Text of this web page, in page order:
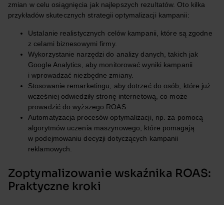
zmian w celu osiągnięcia jak najlepszych rezultatów. Oto kilka
przykładów skutecznych strategii optymalizacji kampanii:
Ustalanie realistycznych celów kampanii, które są zgodne
z celami biznesowymi firmy.
Wykorzystanie narzędzi do analizy danych, takich jak
Google Analytics, aby monitorować wyniki kampanii
i wprowadzać niezbędne zmiany.
Stosowanie remarketingu, aby dotrzeć do osób, które już
wcześniej odwiedziły stronę internetową, co może
prowadzić do wyższego ROAS.
Automatyzacja procesów optymalizacji, np. za pomocą
algorytmów uczenia maszynowego, które pomagają
w podejmowaniu decyzji dotyczących kampanii
reklamowych.
Zoptymalizowanie wskaźnika ROAS:
Praktyczne kroki